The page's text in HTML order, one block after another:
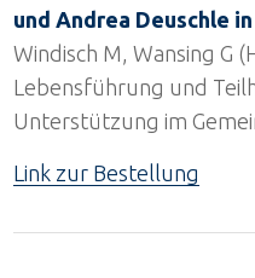
und Andrea Deuschle in
Windisch M, Wansing G
Lebensführung und
Unterstützung im
Link zur Bestellung